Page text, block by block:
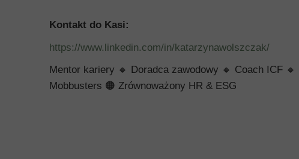
Kontakt do Kasi:
https://www.linkedin.com/in/katarzynawolszczak/
Mentor kariery 🔸 Doradca zawodowy 🔸 Coach ICF 🔸
Mobbusters 🟠 Zrównoważony HR & ESG